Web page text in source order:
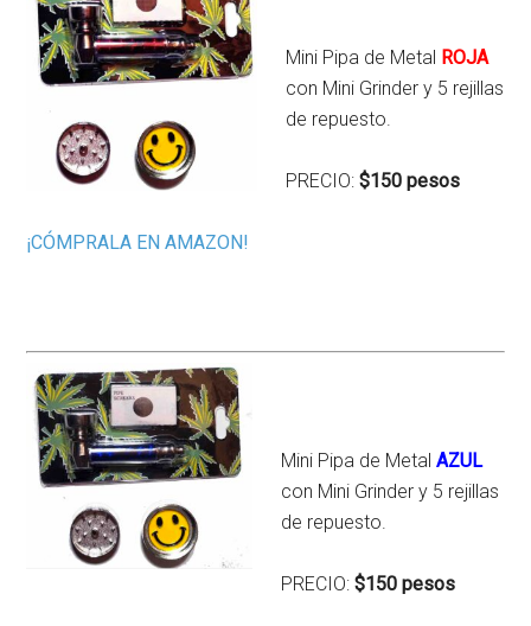
Mini Pipa de Metal ROJA
con Mini Grinder y 5 rejillas
de repuesto.
PRECIO:$150 pesos
¡CÓMPRALA EN AMAZON!
Mini Pipa de MetalAZUL
con Mini Grinder y 5 rejillas
de repuesto.
PRECIO:$150 pesos